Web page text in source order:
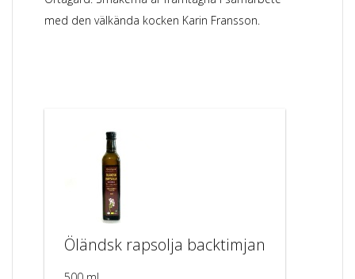
med den välkända kocken Karin Fransson.
Öländsk rapsolja backtimjan